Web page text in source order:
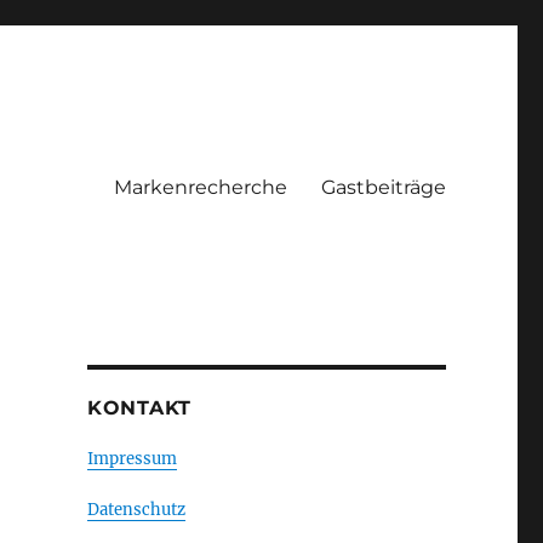
Markenrecherche Gastbeiträge
KONTAKT
Impressum
Datenschutz